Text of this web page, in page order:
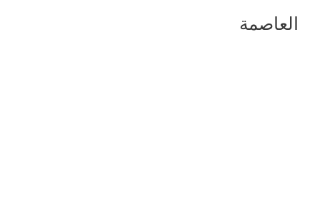
العاصمة